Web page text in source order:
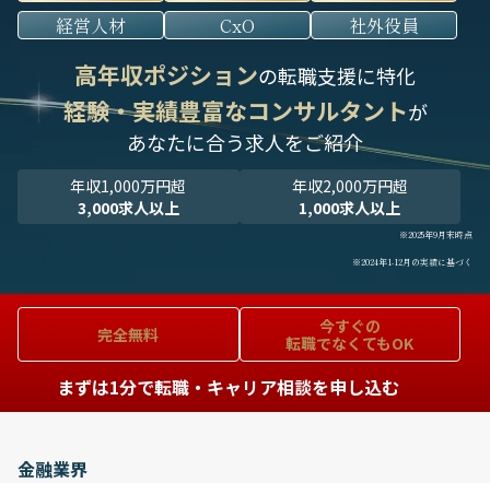
経営人材 CxO 社外役員
高年収ポジションの転職支援に特化
経験・実績豊富なコンサルタントが
あなたに合う求人をご紹介
年収1,000万円超
3,000求人以上
年収2,000万円超
1,000求人以上
※2025年9月末時点
※2024年1-12月の実績に基づく
完全無料
今すぐの
転職でなくてもOK
まずは1分で転職・キャリア相談を申し込む
金融業界